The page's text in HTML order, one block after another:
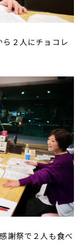
２人にチョコレ
謝祭で２人も食べ